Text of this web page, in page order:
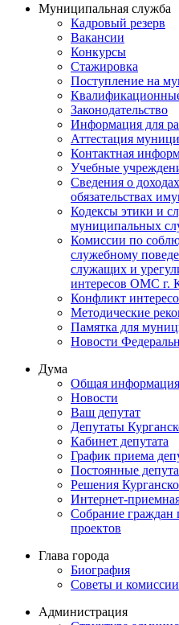
Муниципальная служба
Кадровый резерв
Вакансии
Конкурсы
Стажировка
Поступление на
Законодательство
Информация для
Аттестация
Контактная
Учебные
Сведения о
обязательствах
Кодексы этики и
муниципальных
Комиссии по
служебному
служащих и
интересов ОМС г.
Конфликт
Методические
Памятка для
Новости
Дума
Общая информация
Новости
Ваш депутат
Депутаты
Кабинет депутата
График приема
Постоянные
Решения
Интернет-
Собрание
проектов
Глава города
Биография
Советы и
Администрация